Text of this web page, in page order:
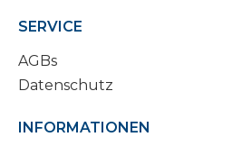
SERVICE
AGBs
Datenschutz
INFORMATIONEN